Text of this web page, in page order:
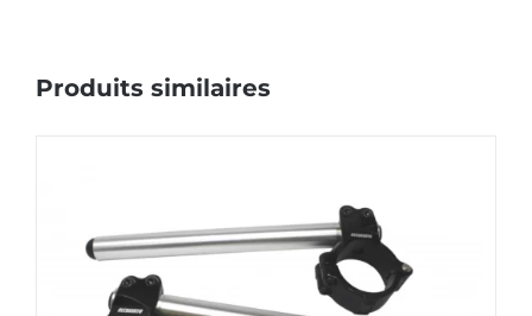
Produits similaires